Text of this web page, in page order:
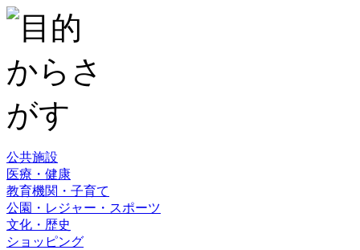
公共施設
医療・健康
教育機関・子育て
公園・レジャー・スポーツ
文化・歴史
ショッピング